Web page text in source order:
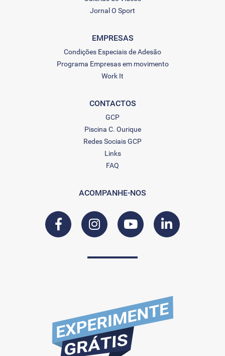
Jornal O Sport
EMPRESAS
Condições Especiais de Adesão
Programa Empresas em movimento
Work It
CONTACTOS
GCP
Piscina C. Ourique
Redes Sociais GCP
Links
FAQ
ACOMPANHE-NOS